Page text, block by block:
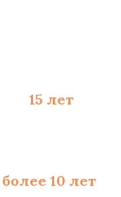
15 лет
более 10 лет